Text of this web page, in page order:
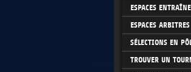
ESPACES
ESPACES ARBITRES
SÉLECTIONS EN
TROUVER UN